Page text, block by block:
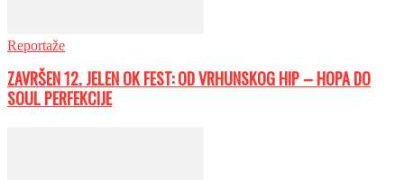
Reportaže
ZAVRŠEN 12. JELEN OK FEST: OD VRHUNSKOG HIP – HOPA DO
SOUL PERFEKCIJE